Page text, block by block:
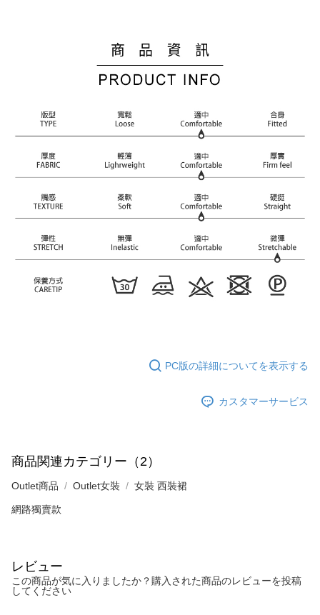
PC版の詳細についてを表示する
カスタマーサービス
商品関連カテゴリー（2）
Outlet商品 Outlet女裝 女裝 西裝裙
網路獨賣款
レビュー
この商品が気に入りましたか？購入された商品のレビューを投稿
してください